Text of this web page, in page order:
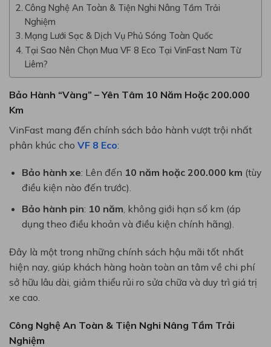
Công Nghệ An Toàn & Tiện Nghi Nâng Tầm Trải
Nghiệm
Mạng Lưới Sạc & Dịch Vụ Phủ Sóng Toàn Quốc
Tại Sao Nên Chọn Mua VF 8 Eco Tại VinFast Nam Từ
Liêm?
Bảo Hành “Vàng” – Yên Tâm 10 Năm Hoặc 200.000
Km
VinFast mang đến chính sách bảo hành vượt trội nhất
phân khúc cho VF 8 Eco:
Bảo hành xe: Lên đến 10 năm hoặc 200.000 km (tùy
điều kiện nào đến trước).
Bảo hành pin: 10 năm , không giới hạn số km (áp
dụng theo điều khoản và điều kiện chính hãng).
Đây là một trong những chính sách hậu mãi tốt nhất
hiện nay, giúp khách hàng hoàn toàn an tâm về chi phí
sở hữu lâu dài, giảm thiểu rủi ro sửa chữa và duy trì giá trị
xe cao.
Công Nghệ An Toàn & Tiện Nghi Nâng Tầm Trải
Nghiệm